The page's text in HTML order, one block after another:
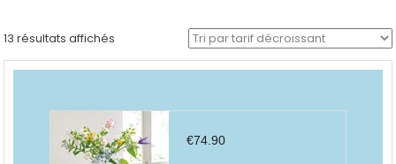
13 résultats affichés
par
€74.90